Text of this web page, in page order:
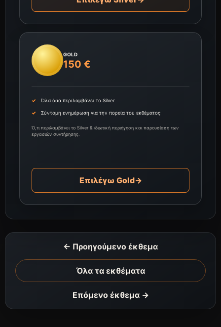
GOLD
150 €
Όλα όσα περιλαμβάνει το Silver
Σύντομη ενημέρωση για την πορεία του εκθέματος
Ό,τι περιλαμβάνει το Silver & ιδιωτική περιήγηση και παρουσίαση των
εργασιών συντήρησης.
Επιλέγω Gold→
← Προηγούμενο έκθεμα
Όλα τα εκθέματα
Επόμενο έκθεμα →